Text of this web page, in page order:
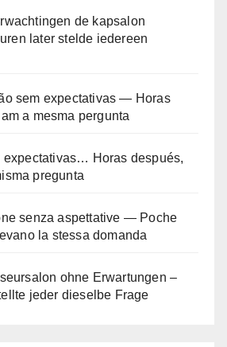
de kapsalon
later stelde iedereen
sem expectativas — Horas
a mesma pergunta
expectativas… Horas después,
pregunta
senza aspettative — Poche
la stessa domanda
ohne Erwartungen –
jeder dieselbe Frage